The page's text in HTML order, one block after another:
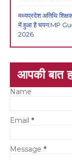
मध्यप्रदेश अतिथि
में हुआ है चयन:MP
2026
आपकी बात
Name
Email *
Message *